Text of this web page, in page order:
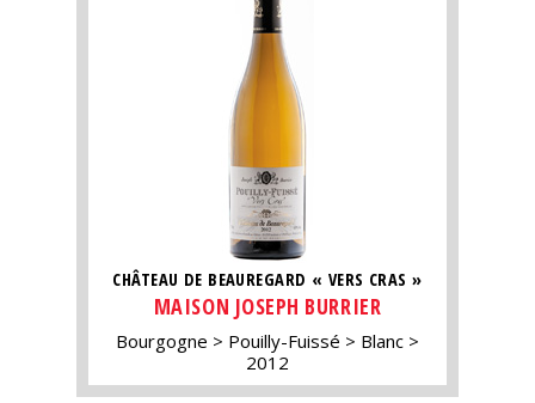
CHÂTEAU DE BEAUREGARD « VERS CRAS »
MAISON JOSEPH BURRIER
Bourgogne Pouilly-Fuissé
Blanc
2012